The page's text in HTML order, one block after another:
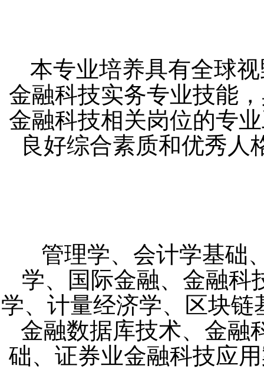
本专业培养具有全球
金融科技实务专业技能
金融科技相关岗位的专
良好综合素质和优秀人
管理学、会计学基础
学、国际金融、金融科
学、计量经济学、区块
金融数据库技术、金融
础、证券业金融科技应